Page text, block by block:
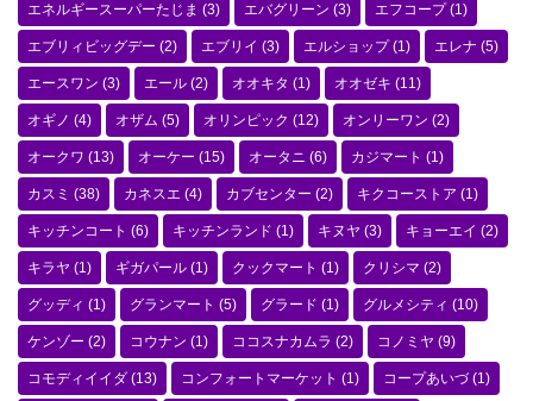
エネルギースーパーたじま (3) エバグリーン (3) エフコープ(1)
エブリィビッグデー (2) エブリイ (3) エルショップ(1) エレナ (5)
エースワン (3) エール (2) オオキタ (1) オオゼキ (11)
オギノ (4) オザム (5) オリンピック (12) オンリーワン (2)
オークワ (13) オーケー (15) オータニ (6) カジマート (1)
カスミ (38) カネスエ (4) カブセンター (2) キクコーストア (1)
キッチンコート (6) キッチンランド (1) キヌヤ (3) キョーエイ (2)
キラヤ (1) ギガパール (1) クックマート (1) クリシマ (2)
グッディ (1) グランマート (5) グラード (1) グルメシティ (10)
ケンゾー (2) コウナン (1) ココスナカムラ (2) コノミヤ (9)
コモディイイダ (13) コンフォートマーケット (1) コープあいづ(1)